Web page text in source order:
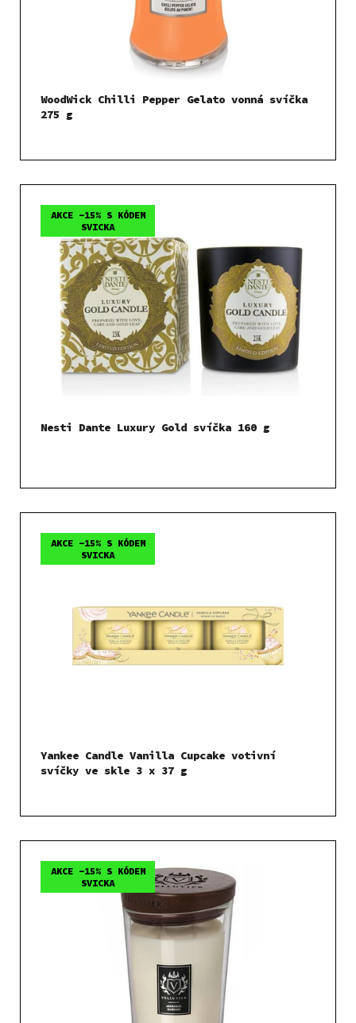
WoodWick Chilli Pepper Gelato vonná svíčka
275 g
AKCE -15% S KÓDEM
SVICKA
Nesti Dante Luxury Gold svíčka 160 g
AKCE -15% S KÓDEM
SVICKA
Yankee Candle Vanilla Cupcake votivní
svíčky ve skle 3 x 37 g
AKCE -15% S KÓDEM
SVICKA